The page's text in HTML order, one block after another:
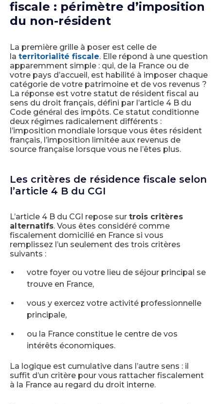
fiscale : périmètre d’imposition
du non-résident
La première grille à poser est celle de
la territorialité fiscale. Elle répond à une question
apparemment simple : qui, de la France ou de
votre pays d’accueil, est habilité à imposer chaque
catégorie de votre patrimoine et de vos revenus ?
La réponse est votre statut de résident fiscal au
sens du droit français, défini par l’article 4 B du
Code général des impôts. Ce statut conditionne
deux régimes radicalement différents :
l’imposition mondiale lorsque vous êtes résident
français, l’imposition limitée aux revenus de
source française lorsque vous ne l’êtes plus.
Les critères de résidence fiscale selon
l’article 4 B du CGI
L’article 4 B du CGI repose sur trois critères
alternatifs. Vous êtes considéré comme
fiscalement domicilié en France si vous
remplissez l’un seulement des trois critères
suivants :
votre foyer ou votre lieu de séjour principal se
trouve en France,
vous y exercez votre activité professionnelle
principale,
ou la France constitue le centre de vos
intérêts économiques.
La logique est cumulative dans l’autre sens : il
suffit d’un critère pour vous rattacher fiscalement
à la France au regard du droit interne.